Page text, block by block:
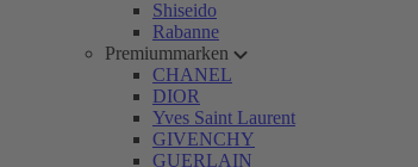
Shiseido
Rabanne
Premiummarken
CHANEL
DIOR
Yves Saint Laurent
GIVENCHY
GUERLAIN